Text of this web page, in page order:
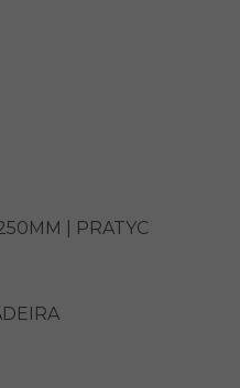
| PRATYC